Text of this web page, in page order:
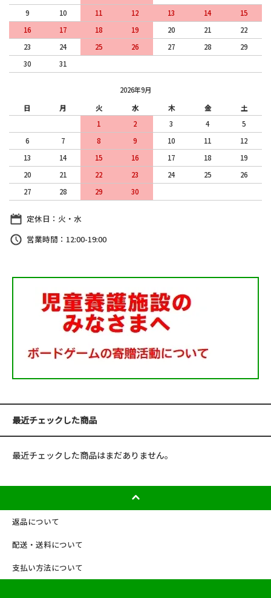
9
10 11 12 13 14
15
16
17 18 19 20 21
22
23
24 25 26 27 28
29
30
31
2026年9月
日
月 火 水 木 金
土
1
2 3 4
5
6
7 8 9 10 11
12
13
14 15 16 17 18
19
20
21 22 23 24 25
26
27
28 29 30
定休日：火・水
営業時間：12:00-19:00
最近チェックした商品
最近チェックした商品はまだありません。
返品について
配送・送料について
支払い方法について